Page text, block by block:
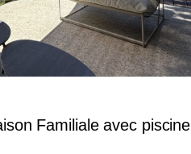
Familiale avec piscine